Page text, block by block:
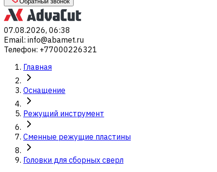
07.08.2026, 06:38
Email: info@abamet.ru
Телефон: +77000226321
Главная
Оснащение
Режущий инструмент
Сменные режущие пластины
Головки для сборных сверл